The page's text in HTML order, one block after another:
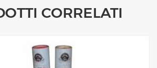
CORRELATI